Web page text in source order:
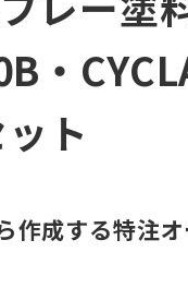
・
ト
作成する特注